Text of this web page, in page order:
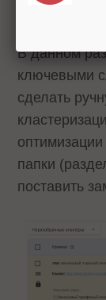
В данном
ключевыми
сделать
оптимизации
папки
поставить